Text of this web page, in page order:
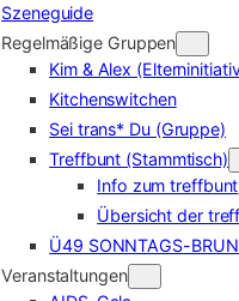
Szeneguide
Regelmäßige Gruppen
Kim & Alex
Kitchenswitchen
Sei trans* Du (Gruppe)
Treffbunt (Stammtisch)
Info zum treffbunt
Übersicht der
Ü49 SONNTAGS-
Veranstaltungen